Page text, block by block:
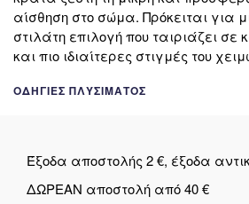
αίσθηση στο σώμα. Πρόκειται για
στιλάτη επιλογή που ταιριάζει
και πιο ιδιαίτερες στιγμές του
ΟΔΗΓΊΕΣ ΠΛΥΣΊΜΑΤΟΣ
Έξοδα αποστολής 2 €, έξοδα
ΔΩΡΕΑΝ αποστολή από 40 €